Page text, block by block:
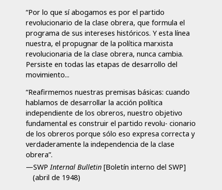
“Por lo que sí abogamos es por el partido
revolucionario de la clase obrera, que formula el
programa de sus intereses históricos. Y esta línea
nuestra, el propugnar de la política marxista
revolucionaria de la clase obrera, nunca cambia.
Persiste en todas las etapas de desarrollo del
movimiento...
“Reafirmemos nuestras premisas básicas: cuando
hablamos de desarrollar la acción política
independiente de los obreros, nuestro objetivo
fundamental es construir el partido revolu- cionario
de los obreros porque sólo eso expresa correcta y
verdaderamente la independencia de la clase
obrera”.
—SWP Internal Bulletin [Boletín interno del SWP]
(abril de 1948)